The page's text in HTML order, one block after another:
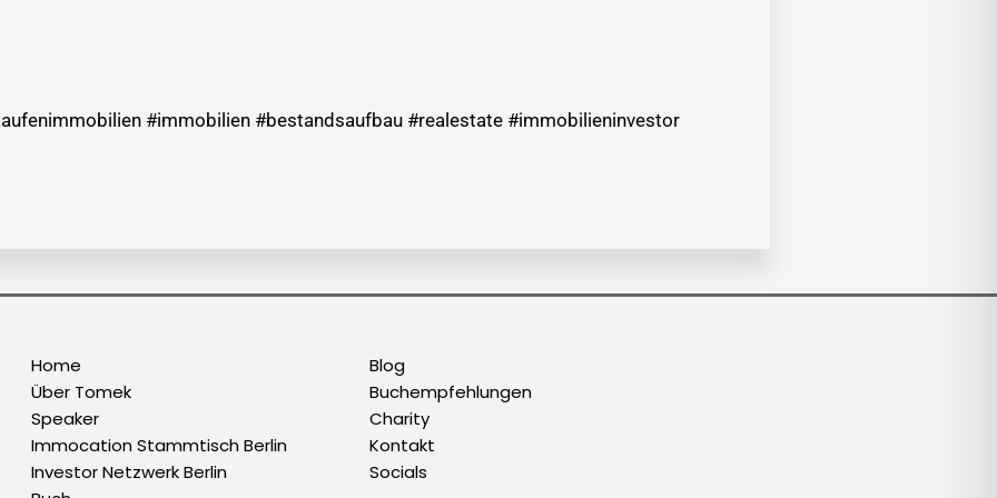
#immobilien #bestandsaufbau #realestate #immobilieninvestor
Home
Über Tomek
Speaker
Immocation Stammtisch Berlin
Investor Netzwerk Berlin
Blog
Buchempfehlungen
Charity
Kontakt
Socials